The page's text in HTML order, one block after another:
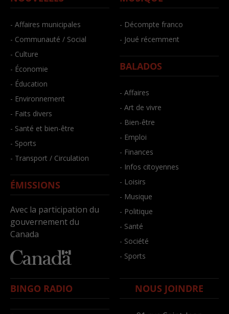
- Affaires municipales
- Communauté / Social
- Culture
- Économie
- Éducation
- Environnement
- Faits divers
- Santé et bien-être
- Sports
- Transport / Circulation
ÉMISSIONS
Avec la participation du
gouvernement du
Canada
- Décompte franco
- Joué récemment
BALADOS
- Affaires
- Art de vivre
- Bien-être
- Emploi
- Finances
- Infos citoyennes
- Loisirs
- Musique
- Politique
- Santé
- Société
- Sports
BINGO RADIO NOUS JOINDRE